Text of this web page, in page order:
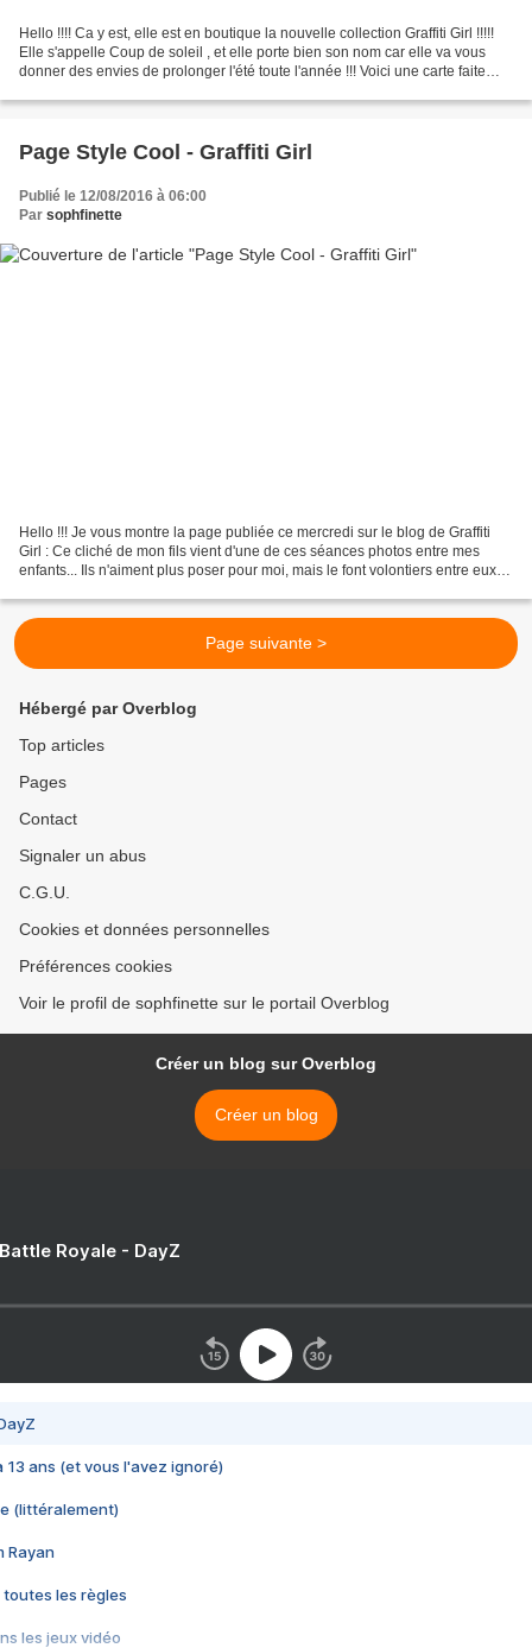
Hello !!!! Ca y est, elle est en boutique la nouvelle collection Graffiti Girl !!!!!
Elle s'appelle Coup de soleil , et elle porte bien son nom car elle va vous
donner des envies de prolonger l'été toute l'année !!! Voici une carte faite
Page Style Cool - Graffiti Girl
Publié le 12/08/2016 à 06:00
Par sophfinette
Hello !!! Je vous montre la page publiée ce mercredi sur le blog de Graffiti
Girl : Ce cliché de mon fils vient d'une de ces séances photos entre mes
enfants... Ils n'aiment plus poser pour moi, mais le font volontiers entre eux...
Page suivante >
Hébergé par Overblog
Top articles
Pages
Contact
Signaler un abus
C.G.U.
Cookies et données personnelles
Préférences cookies
Voir le profil de sophfinette sur le portail Overblog
Créer un blog sur Overblog
Créer un blog
Royale - DayZ
13 ans (et vous l'avez ignoré)
(littéralement)
Rayan
toutes les règles
les jeux vidéo